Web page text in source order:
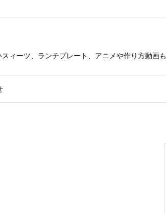
ィーツ、ランチプレート、アニメや作り方動画も